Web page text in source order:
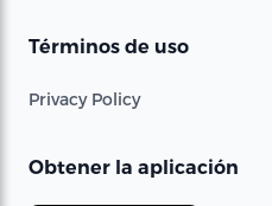
Términos de uso
Privacy Policy
Obtener la aplicación